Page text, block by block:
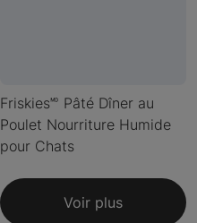
Friskies🅫 Pâté Dîner au
Poulet Nourriture Humide
pour Chats
Voir plus